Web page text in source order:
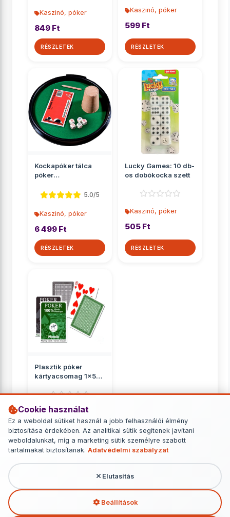
Cookie használat
Ez a weboldal sütiket használ a jobb felhasználói élmény
biztosítása érdekében. Az analitikai sütik segítenek javítani
weboldalunkat, míg a marketing sütik személyre szabott
tartalmakat biztosítanak. Adatvédelmi szabályzat
Elutasítás
Beállítások
Kaszinó, póker
849 Ft
RÉSZLETEK
Kaszinó, póker
599 Ft
RÉSZLETEK
Kockapóker tálca
póker
Piatnik
5.0/5
Kaszinó, póker
6 499 Ft
RÉSZLETEK
Lucky Games: 10 db-
os dobókocka szett
Kaszinó, póker
505 Ft
RÉSZLETEK
Plasztik póker
kártyacsomag 1x55
kivitel...
Kaszinó, póker
2 649 Ft
RÉSZLETEK
További termékek - Kaszinó, póker